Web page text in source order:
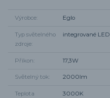
Výrobce Eglo
Typ světelného
zdroje
integrované LED
Příkon 17,3W
Světelný tok 2000lm
Teplota
3000K